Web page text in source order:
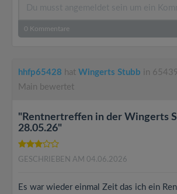
0 Kommentare
hhfp65428 hat Wingerts Stubb in
Main bewertet
"Rentnertreffen in der Wingerts
28.05.26"
GESCHRIEBEN AM 04.06.2026
Es war wieder einmal Zeit das ich ein